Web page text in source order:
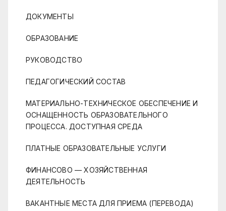
ДОКУМЕНТЫ
ОБРАЗОВАНИЕ
РУКОВОДСТВО
ПЕДАГОГИЧЕСКИЙ СОСТАВ
МАТЕРИАЛЬНО-ТЕХНИЧЕСКОЕ ОБЕСПЕЧЕНИЕ И
ОСНАЩЕННОСТЬ ОБРАЗОВАТЕЛЬНОГО
ПРОЦЕССА. ДОСТУПНАЯ СРЕДА
ПЛАТНЫЕ ОБРАЗОВАТЕЛЬНЫЕ УСЛУГИ
ФИНАНСОВО — ХОЗЯЙСТВЕННАЯ
ДЕЯТЕЛЬНОСТЬ
ВАКАНТНЫЕ МЕСТА ДЛЯ ПРИЕМА (ПЕРЕВОДА)